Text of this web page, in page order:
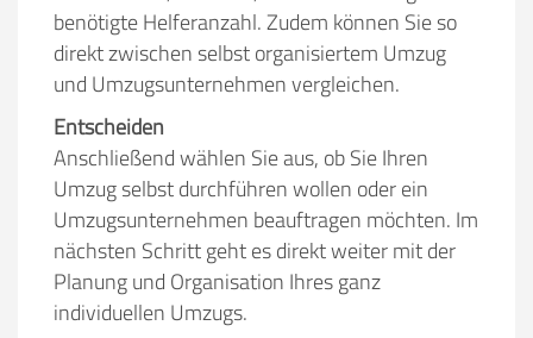
benötigte Helferanzahl. Zudem können Sie so
direkt zwischen selbst organisiertem Umzug
und Umzugsunternehmen vergleichen.
Entscheiden
Anschließend wählen Sie aus, ob Sie Ihren
Umzug selbst durchführen wollen oder ein
Umzugsunternehmen beauftragen möchten. Im
nächsten Schritt geht es direkt weiter mit der
Planung und Organisation Ihres ganz
individuellen Umzugs.